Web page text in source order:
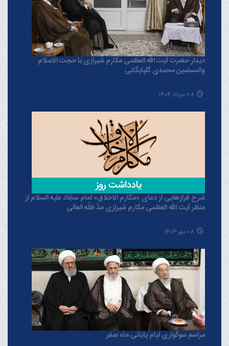
دیدار حضرت آیت الله العظمی مکارم شیرازی با حجت الاسلام
والمسلمین محمدی گلپایگانی
28 مرداد 1404
شرح فرازهایی از دعای «مکارم الاخلاق» امام سجّاد علیه السلام از
منظر آیت الله العظمی مکارم شیرازی مدّ ظلّه العالی
08 مهر 1404
مراسم سوگواری ایام پایانی ماه صفر